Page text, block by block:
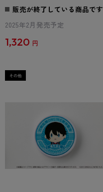
販売が終了している商品です
2025年2月発売予定
1,320 円